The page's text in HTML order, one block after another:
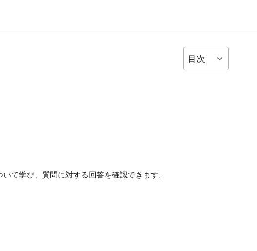
て学び、質問に対する回答を確認できます。
目次